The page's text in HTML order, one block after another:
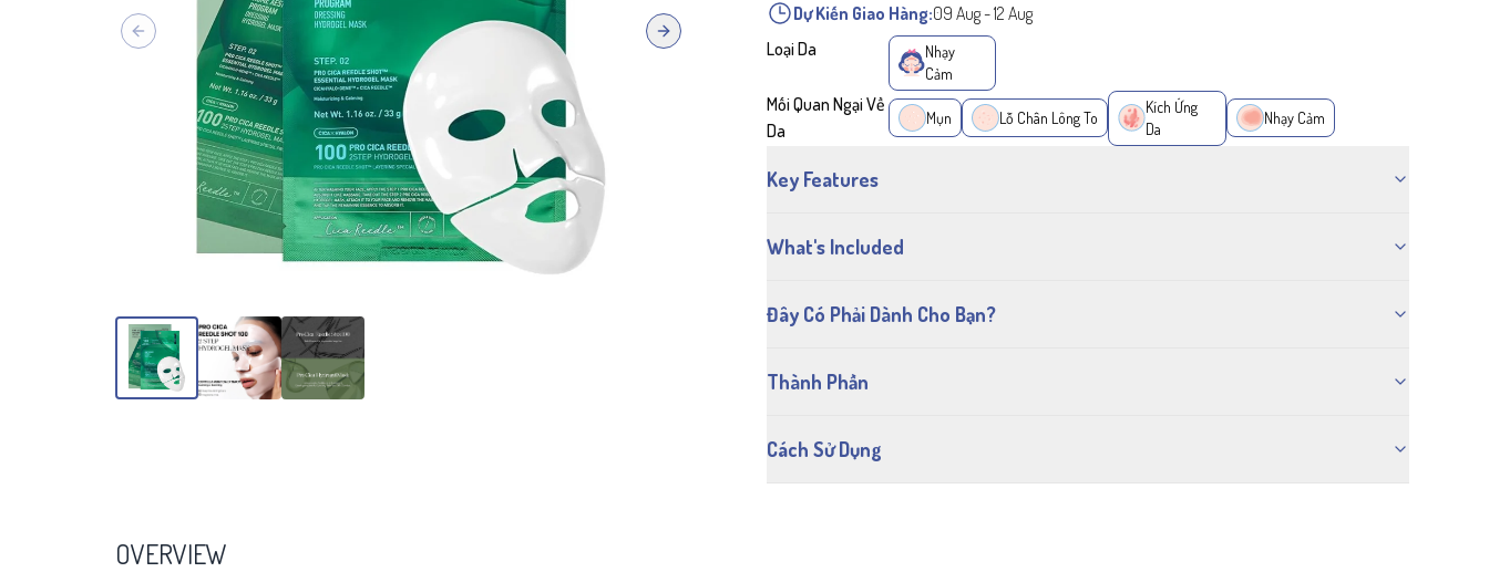
Previous slide Next slide
Dự Kiến Giao Hàng:09 Aug-12 Aug
Loại Da
Nhạy
Cảm
Mối Quan Ngại Về
Da
Mụn Lỗ Chân Lông To
Kích Ứng
Da
Nhạy Cảm
Key Features
What's Included
Đây Có Phải Dành Cho Bạn?
Thành Phần
Cách Sử Dụng
OVERVIEW